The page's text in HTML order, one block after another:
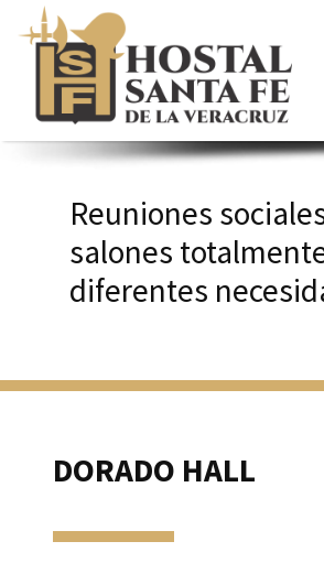
Reuniones
salones
diferentes
DORADO HALL